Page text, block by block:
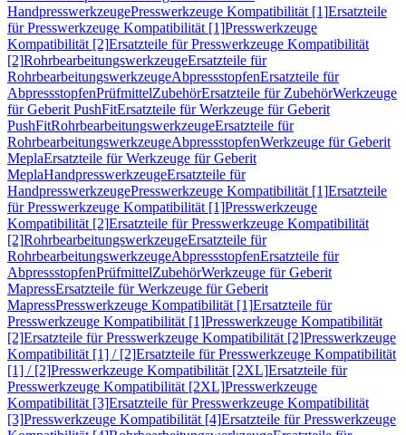
HandpresswerkzeugePresswerkzeuge Kompatibilität [1]Ersatzteile
für Presswerkzeuge Kompatibilität [1]Presswerkzeuge
Kompatibilität [2]Ersatzteile für Presswerkzeuge Kompatibilität
[2]RohrbearbeitungswerkzeugeErsatzteile für
RohrbearbeitungswerkzeugeAbpressstopfenErsatzteile für
AbpressstopfenPrüfmittelZubehörErsatzteile für ZubehörWerkzeuge
für Geberit PushFitErsatzteile für Werkzeuge für Geberit
PushFitRohrbearbeitungswerkzeugeErsatzteile für
RohrbearbeitungswerkzeugeAbpressstopfenWerkzeuge für Geberit
MeplaErsatzteile für Werkzeuge für Geberit
MeplaHandpresswerkzeugeErsatzteile für
HandpresswerkzeugePresswerkzeuge Kompatibilität [1]Ersatzteile
für Presswerkzeuge Kompatibilität [1]Presswerkzeuge
Kompatibilität [2]Ersatzteile für Presswerkzeuge Kompatibilität
[2]RohrbearbeitungswerkzeugeErsatzteile für
RohrbearbeitungswerkzeugeAbpressstopfenErsatzteile für
AbpressstopfenPrüfmittelZubehörWerkzeuge für Geberit
MapressErsatzteile für Werkzeuge für Geberit
MapressPresswerkzeuge Kompatibilität [1]Ersatzteile für
Presswerkzeuge Kompatibilität [1]Presswerkzeuge Kompatibilität
[2]Ersatzteile für Presswerkzeuge Kompatibilität [2]Presswerkzeuge
Kompatibilität [1] / [2]Ersatzteile für Presswerkzeuge Kompatibilität
[1] / [2]Presswerkzeuge Kompatibilität [2XL]Ersatzteile für
Presswerkzeuge Kompatibilität [2XL]Presswerkzeuge
Kompatibilität [3]Ersatzteile für Presswerkzeuge Kompatibilität
[3]Presswerkzeuge Kompatibilität [4]Ersatzteile für Presswerkzeuge